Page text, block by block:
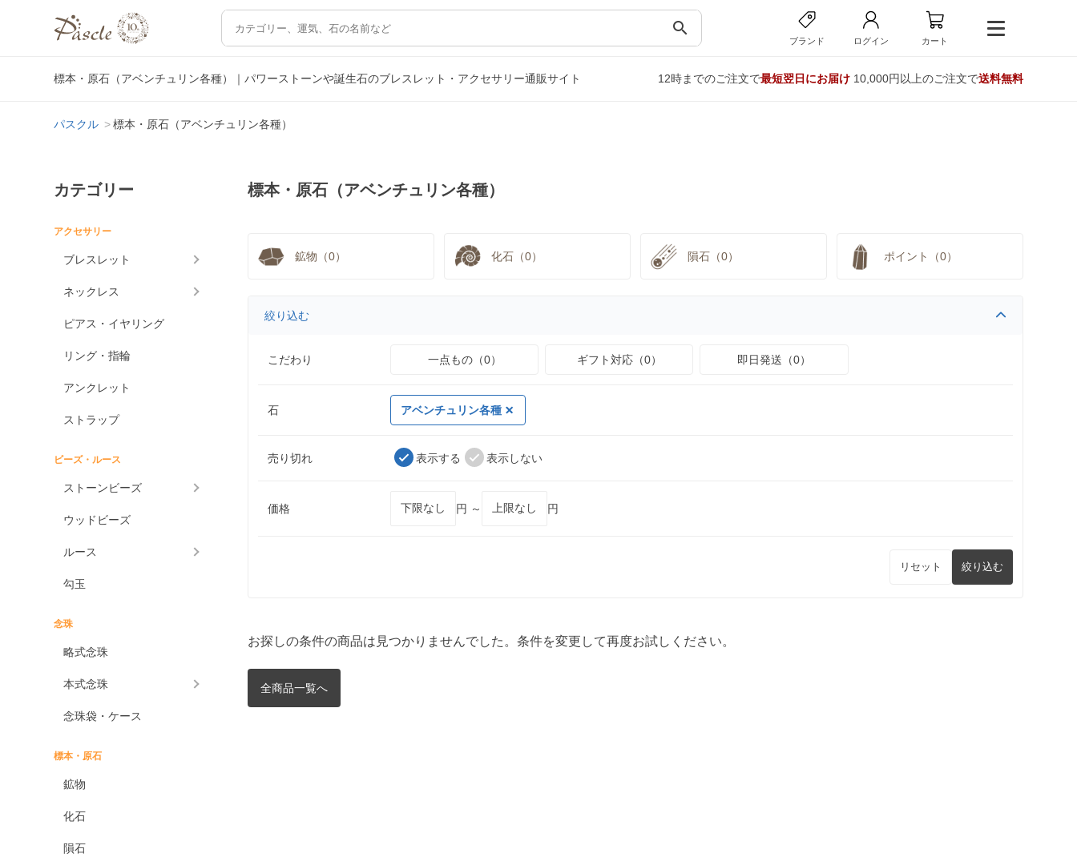
search
ブランド ログイン カート
標本・原石（アベンチュリン各種）｜パワーストーンや誕生石のブレスレット・アクセサリー通販サイト 12時までのご注文で最短翌日にお届け10,000円以上のご注文で送料無料
パスクル 標本・原石（アベンチュリン各種）
カテゴリー
アクセサリー
ブレスレット
ネックレス
ピアス・イヤリング
リング・指輪
アンクレット
ストラップ
ビーズ・ルース
ストーンビーズ
ウッドビーズ
ルース
勾玉
念珠
略式念珠
本式念珠
念珠袋・ケース
標本・原石
鉱物
化石
隕石
標本・原石（アベンチュリン各種）
鉱物（0） 化石（0） 隕石（0） ポイント（0）
絞り込む
こだわり 一点もの（0） ギフト対応（0） 即日発送（0）
石 アベンチュリン各種
売り切れ 表示する 表示しない
価格 円 ～ 円
リセット 絞り込む
お探しの条件の商品は見つかりませんでした。条件を変更して再度お試しください。
全商品一覧へ